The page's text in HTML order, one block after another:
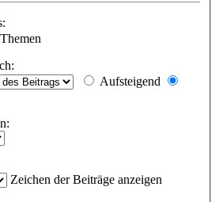
Themen
Aufsteigend
Zeichen der Beiträge anzeigen